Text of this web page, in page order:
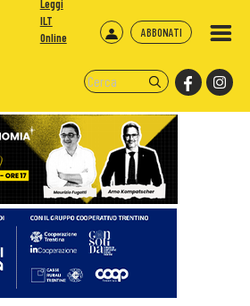
ABBONATI
Leggi
ILT
Online